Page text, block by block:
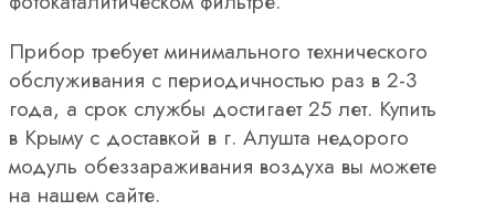
Прибор требует минимального технического
обслуживания с периодичностью раз в 2-3
года, а срок службы достигает 25 лет. Купить
в Крыму с доставкой в г. Алушта недорого
модуль обеззараживания воздуха вы можете
на нашем сайте.